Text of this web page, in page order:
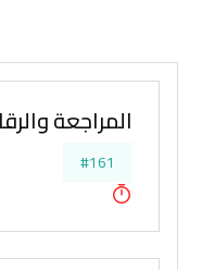
المراجعة
#161